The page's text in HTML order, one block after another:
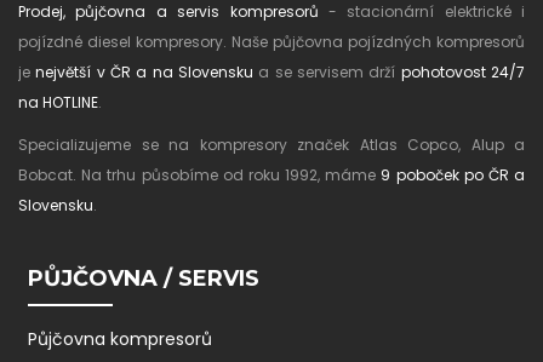
Prodej, půjčovna a servis kompresorů - stacionární elektrické i
pojízdné diesel kompresory. Naše půjčovna pojízdných kompresorů
jenejvětší v ČR a na Slovensku a se servisem drží pohotovost 24/7
na HOTLINE.
Specializujeme se na kompresory značek Atlas Copco, Alup a
Bobcat. Na trhu působíme od roku 1992, máme 9 poboček po ČR a
Slovensku.
PŮJČOVNA / SERVIS
Půjčovna kompresorů